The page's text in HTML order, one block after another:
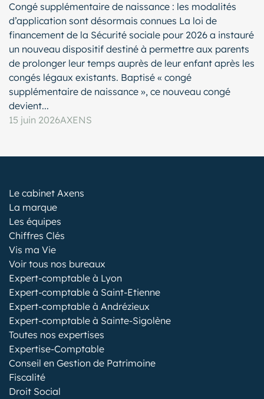
Congé supplémentaire de naissance : les modalités
d’application sont désormais connues La loi de
financement de la Sécurité sociale pour 2026 a instauré
un nouveau dispositif destiné à permettre aux parents
de prolonger leur temps auprès de leur enfant après les
congés légaux existants. Baptisé « congé
supplémentaire de naissance », ce nouveau congé
devient...
15 juin 2026AXENS
Le cabinet Axens
La marque
Les équipes
Chiffres Clés
Vis ma Vie
Voir tous nos bureaux
Expert-comptable à Lyon
Expert-comptable à Saint-Etienne
Expert-comptable à Andrézieux
Expert-comptable à Sainte-Sigolène
Toutes nos expertises
Expertise-Comptable
Conseil en Gestion de Patrimoine
Fiscalité
Droit Social